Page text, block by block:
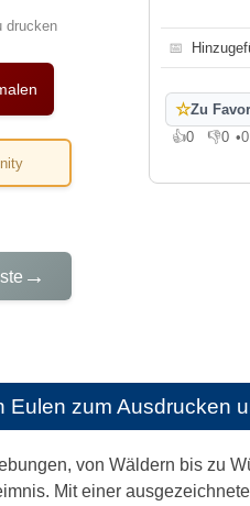
drucken
→
📅
☆Zu
👍0
Gefällt mir
👎0 •
Eulen zum Ausdrucken
von Wäldern bis zu
Mit einer